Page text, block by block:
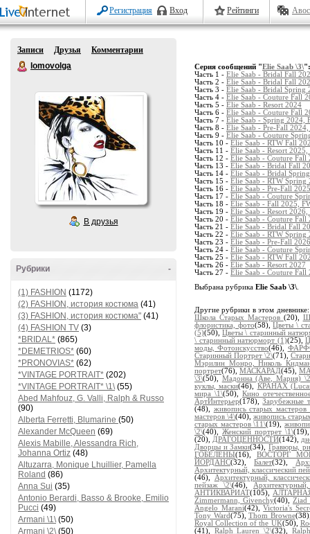
Регистрация Вход Рейтинги
Записи Друзья
Комментарии
lomovolga
В друзья
-
Рубрики
(1) FASHION (1172)
(2) FASHION, история костюма (41)
(3) FASHION, история костюма" (41)
(4) FASHION TV (3)
*BRIDAL* (865)
*DEMETRIOS* (60)
*PRONOVIAS* (62)
*VINTAGE PORTRAIT* (202)
*VINTAGE PORTRAIT* \1\(55)
Abed Mahfouz, G. Valli, Ralph & Russo
(90)
Alberta Ferretti, Blumarine (50)
Alexander McQueen (69)
Alexis Mabille, Alessandra Rich,
Johanna Ortiz (48)
Altuzarra, Monique Lhuillier, Pamella
Roland (86)
Anna Sui (35)
Antonio Berardi, Basso & Brooke, Emilio
Pucci (49)
Armani \1\(50)
Armani \2\(50)
Серия сообщений "Elie Saab \3\":
Часть 1 - Elie Saab - Bridal Fall
Часть 2 - Elie Saab - Bridal Fall
Часть 3 - Elie Saab - Bridal Spring
Часть 4 - Elie Saab - Couture Fall
Часть 5 - Elie Saab - Resort 2024
Часть 6 - Elie Saab - Couture Fall
Часть 7 - Elie Saab - Spring 2024,
Часть 8 - Elie Saab - Pre-Fall 2024,
Часть 9 - Elie Saab - Couture
Часть 10 - Elie Saab - RTW Fall
Часть 11 - Elie Saab - Resort 2025,
Часть 12 - Elie Saab - Couture Fall
Часть 13 - Elie Saab - Bridal Fall
Часть 14 - Elie Saab - Bridal
Часть 15 - Elie Saab - RTW Spring
Часть 16 - Elie Saab - Pre-Fall
Часть 17 - Elie Saab - Couture
Часть 18 - Elie Saab - Fall 2025,
Часть 19 - Elie Saab - Resort 2026,
Часть 20 - Elie Saab - Couture Fall
Часть 21 - Elie Saab - Bridal Fall
Часть 22 - Elie Saab - RTW Spring
Часть 23 - Elie Saab - Pre-Fall
Часть 24 - Elie Saab - Couture
Часть 25 - Elie Saab - RTW Fall
Часть 26 - Elie Saab - Resort 2027
Часть 27 - Elie Saab - Couture Fall
Выбрана рубрика Elie Saab \3\
Другие рубрики в этом
Школа Старых Мастеров (20),
флористика, фото(58),Цветы \
(5)(50),Цветы \ старинный
\ старинный натюрморт (1)(25),
моды, Фотоискусство(46),
Старинный Портрет \2\(71),
Мэрилин Монро, Николь
портрет(76), МАСКАРАД(45),
\3\(50), Мадонна (Аве, Мария)
куклы, маски(46), КРАНАХ
мира \1\(50), Кино
АртИнтерьер(178),Зарубежные
(48), живопись старых мастеров
мастеров \4\(40),живопись
старых мастеров \11\(19),
\2\(40), Женский портрет \1\
(20), ДРАГОЦЕННОСТИ(142),
Дворцы и Замки(34),Гравюры,
ГОБЕЛЕНЫ(16), ВОСТОРГ
ЙОРДАНС(32),Балет(32),
Архитектурный, классический
(46),
Архитектурный,
пейзаж \2\(46),
АНТИКВАРИАТ(105),
Zimmermann, Givenchy(40), Ziad
Angelo Marani(42),Victoria's
Tony Ward(75), Thom Browne
Royal Collection of the UK(50),
(41), Ralph Lauren \2\(32),